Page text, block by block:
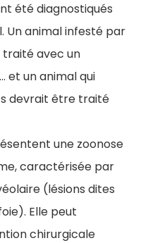
été diagnostiqués
Un animal infesté par
avec un
et un animal qui
devrait être traité
une zoonose
caractérisée par
(lésions dites
Elle peut
chirurgicale